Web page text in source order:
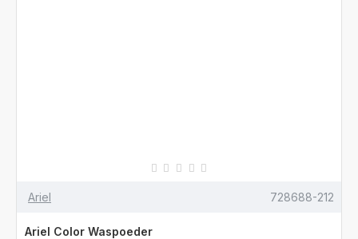
Ariel 728688-212
Ariel Color Waspoeder